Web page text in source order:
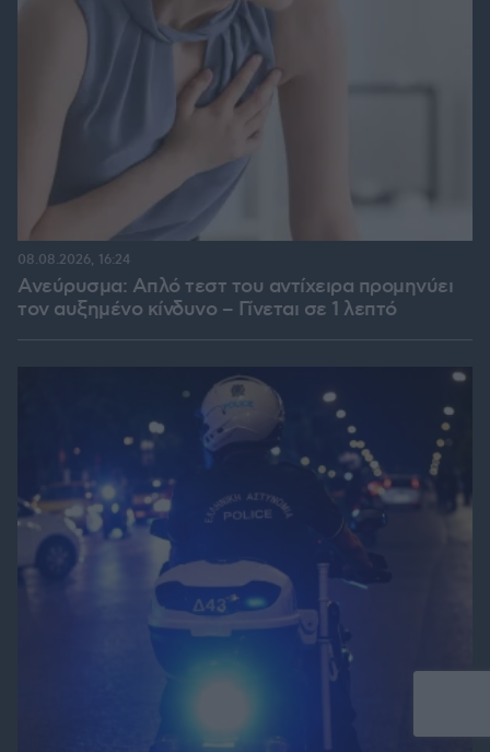
Ανεύρυσμα: Απλό τεστ του αντίχειρα προμηνύει
τον αυξημένο κίνδυνο – Γίνεται σε 1 λεπτό
08.08.2026, 16:24